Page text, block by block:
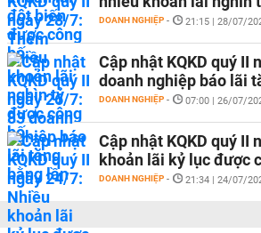
DOANH NGHIỆP - 21:15 | 28/07/
Cập nhật KQKD quý II
doanh nghiệp báo lãi
DOANH NGHIỆP - 07:00 | 26/07/
Cập nhật KQKD quý II
khoản lãi kỷ lục được
DOANH NGHIỆP - 21:34 | 24/07/